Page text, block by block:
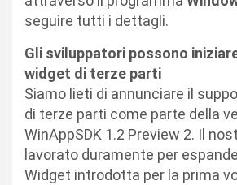
seguire tutti i dettagli.
Gli sviluppatori possono
widget di terze parti
Siamo lieti di annunciare il
di terze parti come parte della
WinAppSDK 1.2 Preview 2. Il
lavorato duramente per
Widget introdotta per la prima